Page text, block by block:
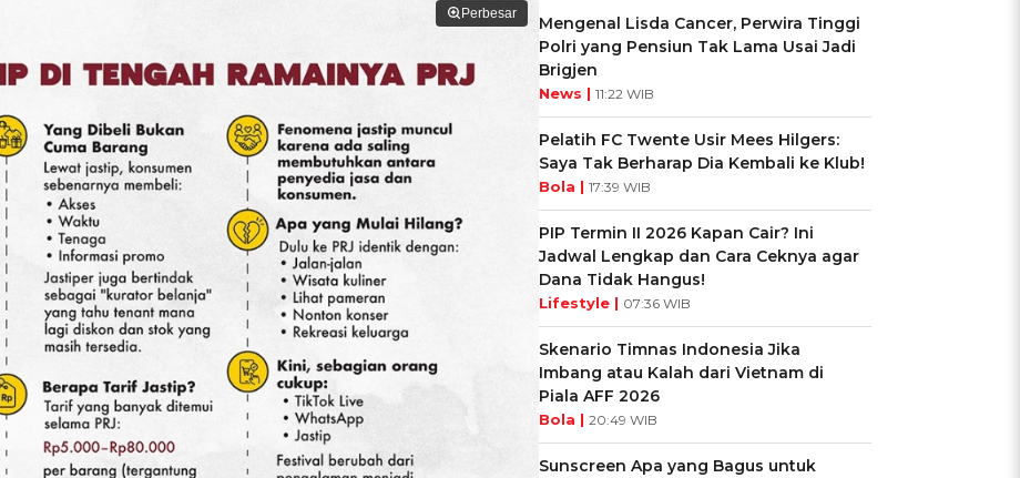
Perbesar
Mengenal Lisda Cancer, Perwira Tinggi
Polri yang Pensiun Tak Lama Usai Jadi
Brigjen
News | 11:22 WIB
Pelatih FC Twente Usir Mees Hilgers:
Saya Tak Berharap Dia Kembali ke Klub!
Bola | 17:39 WIB
PIP Termin II 2026 Kapan Cair? Ini
Jadwal Lengkap dan Cara Ceknya agar
Dana Tidak Hangus!
Lifestyle | 07:36 WIB
Skenario Timnas Indonesia Jika
Imbang atau Kalah dari Vietnam di
Piala AFF 2026
Bola | 20:49 WIB
Sunscreen Apa yang Bagus untuk